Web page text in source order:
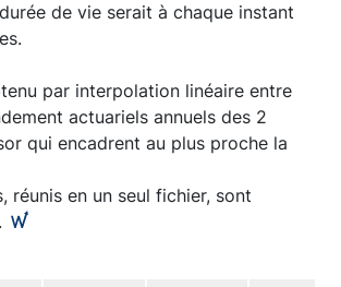
de vie serait à chaque instant
par interpolation linéaire entre
actuariels annuels des 2
qui encadrent au plus proche la
réunis en un seul fichier, sont
.